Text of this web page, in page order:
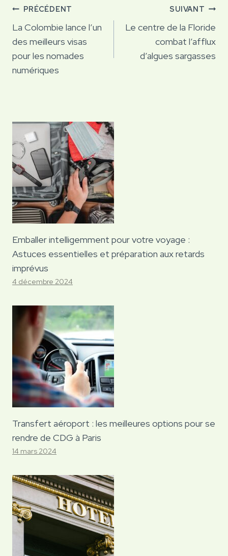
Navigation
de
l’article
PRÉCÉDENT
La Colombie lance l’un
des meilleurs visas
pour les nomades
numériques
SUIVANT
Le centre de la Floride
combat l’afflux
d’algues sargasses
Emballer intelligemment pour votre voyage :
Astuces essentielles et préparation aux retards
imprévus
4 décembre 2024
Transfert aéroport : les meilleures options pour se
rendre de CDG à Paris
14 mars 2024